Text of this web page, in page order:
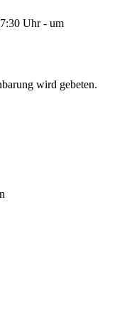
Uhr - um
wird gebeten.